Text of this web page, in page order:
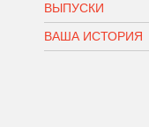
ВЫПУСКИ
ВАША ИСТОРИЯ